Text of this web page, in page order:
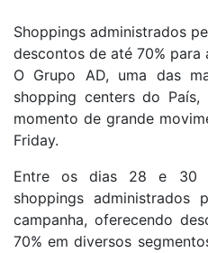
Shoppings administrados
descontos de até 70% para
O Grupo AD, uma das
shopping centers do
momento de grande
Friday.
Entre os dias 28 e 30
shoppings administrados
campanha, oferecendo
70% em diversos